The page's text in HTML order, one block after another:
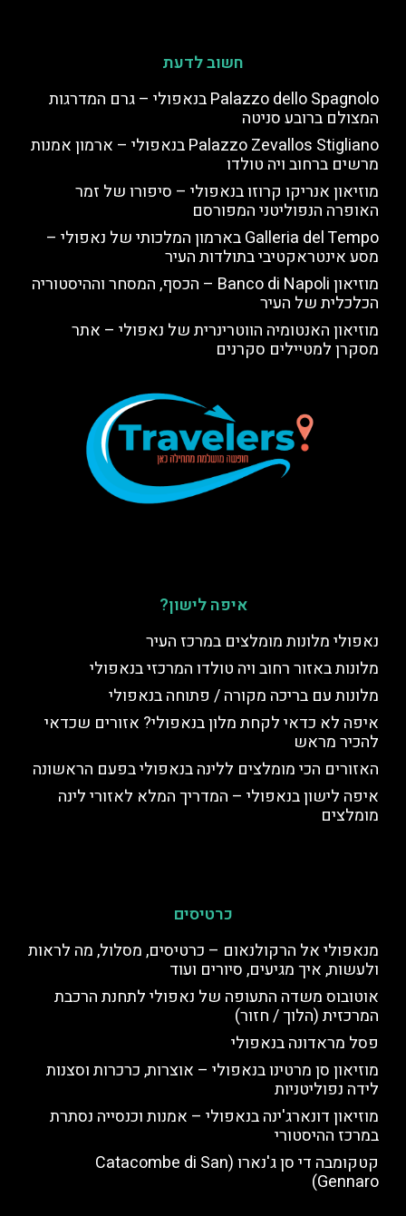
חשוב לדעת
Palazzo dello Spagnolo בנאפולי – גרם המדרגות
המצולם ברובע סניטה
Palazzo Zevallos Stigliano בנאפולי – ארמון אמנות
מרשים ברחוב ויה טולדו
מוזיאון אנריקו קרוזו בנאפולי – סיפורו של זמר
האופרה הנפוליטני המפורסם
Galleria del Tempo בארמון המלכותי של נאפולי –
מסע אינטראקטיבי בתולדות העיר
מוזיאון Banco di Napoli – הכסף, המסחר וההיסטוריה
הכלכלית של העיר
מוזיאון האנטומיה הווטרינרית של נאפולי – אתר
מסקרן למטיילים סקרנים
איפה לישון?
נאפולי מלונות מומלצים במרכז העיר
מלונות באזור רחוב ויה טולדו המרכזי בנאפולי
מלונות עם בריכה מקורה / פתוחה בנאפולי
איפה לא כדאי לקחת מלון בנאפולי? אזורים שכדאי
להכיר מראש
האזורים הכי מומלצים ללינה בנאפולי בפעם הראשונה
איפה לישון בנאפולי – המדריך המלא לאזורי לינה
מומלצים
כרטיסים
מנאפולי אל הרקולנאום – כרטיסים, מסלול, מה לראות
ולעשות, איך מגיעים, סיורים ועוד
אוטובוס משדה התעופה של נאפולי לתחנת הרכבת
המרכזית (הלוך / חזור)
פסל מראדונה בנאפולי
מוזיאון סן מרטינו בנאפולי – אוצרות, כרכרות וסצנות
לידה נפוליטניות
מוזיאון דונארג'ינה בנאפולי – אמנות וכנסייה נסתרת
במרכז ההיסטורי
קטקומבה די סן ג'נארו (Catacombe di San
Gennaro)